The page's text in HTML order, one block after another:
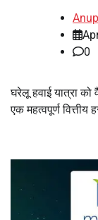
0
घरेलू हवाई यात्रा
एक महत्वपूर्ण